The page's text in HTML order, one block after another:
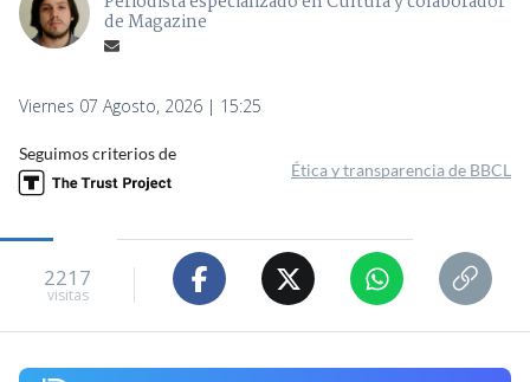
de Magazine
Viernes 07 Agosto, 2026 | 15:25
Seguimos criterios de
Ética y transparencia de BBCL
2217
visitas